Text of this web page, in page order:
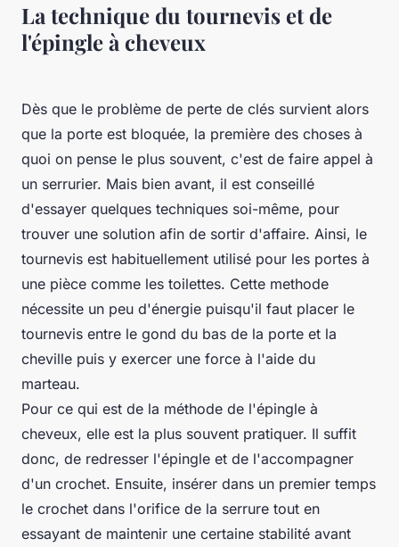
La technique du tournevis et de
l'épingle à cheveux
Dès que le problème de perte de clés survient alors
que la porte est bloquée, la première des choses à
quoi on pense le plus souvent, c'est de faire appel à
un serrurier. Mais bien avant, il est conseillé
d'essayer quelques techniques soi-même, pour
trouver une solution afin de sortir d'affaire. Ainsi, le
tournevis est habituellement utilisé pour les portes à
une pièce comme les toilettes. Cette methode
nécessite un peu d'énergie puisqu'il faut placer le
tournevis entre le gond du bas de la porte et la
cheville puis y exercer une force à l'aide du
marteau.
Pour ce qui est de la méthode de l'épingle à
cheveux, elle est la plus souvent pratiquer. Il suffit
donc, de redresser l'épingle et de l'accompagner
d'un crochet. Ensuite, insérer dans un premier temps
le crochet dans l'orifice de la serrure tout en
essayant de maintenir une certaine stabilité avant